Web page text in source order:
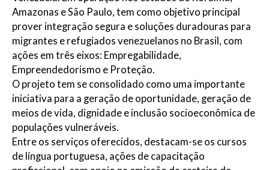
Amazonas e São Paulo, tem como objetivo principal
prover integração segura e soluções duradouras para
migrantes e refugiados venezuelanos no Brasil, com
ações em três eixos: Empregabilidade,
Empreendedorismo e Proteção.
O projeto tem se consolidado como uma importante
iniciativa para a geração de oportunidade, geração de
meios de vida, dignidade e inclusão socioeconômica de
populações vulneráveis.
Entre os serviços oferecidos, destacam-se os cursos
de língua portuguesa, ações de capacitação